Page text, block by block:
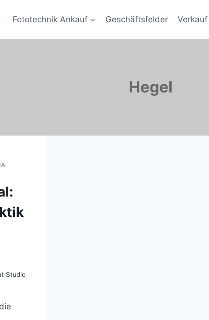
Fototechnik Ankauf Geschäftsfelder Verkauf
Hegel
Studio